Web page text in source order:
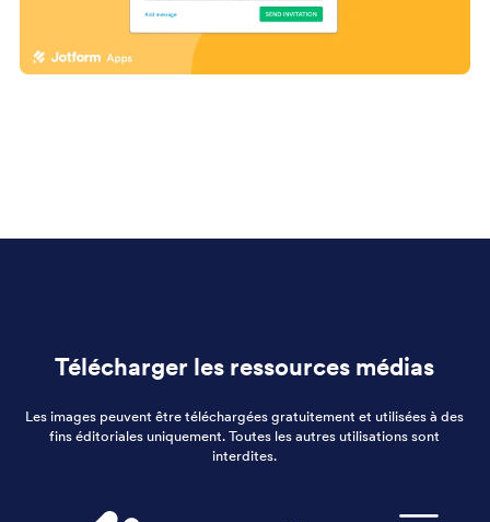
Télécharger les ressources médias
Les images peuvent être téléchargées gratuitement et utilisées à des
fins éditoriales uniquement. Toutes les autres utilisations sont
interdites.